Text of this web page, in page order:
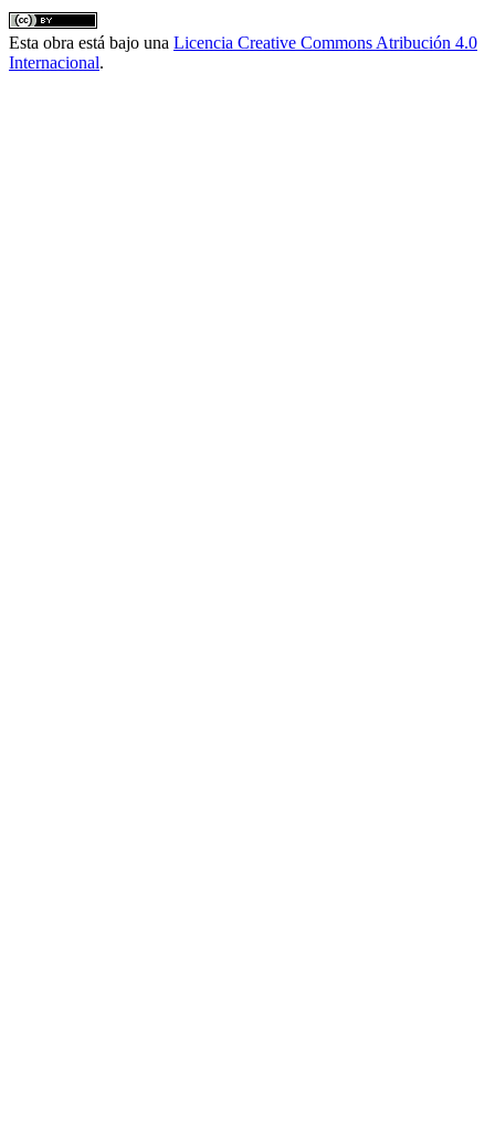
Esta obra está bajo una Licencia Creative Commons Atribución 4.0
Internacional.